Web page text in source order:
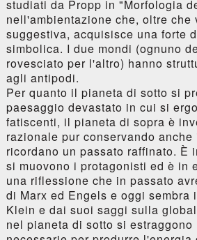
studiati da Propp in "Morfologia
nell'ambientazione che, oltre che
suggestiva, acquisisce una forte
simbolica. I due mondi (ognuno
rovesciato per l'altro) hanno
agli antipodi.
Per quanto il pianeta di sotto si
paesaggio devastato in cui si
fatiscenti, il pianeta di sopra è
razionale pur conservando
ricordano un passato raffinato. È
si muovono i protagonisti ed è in
una riflessione che in passato
di Marx ed Engels e oggi sembra
Klein e dai suoi saggi sulla
nel pianeta di sotto si estraggono